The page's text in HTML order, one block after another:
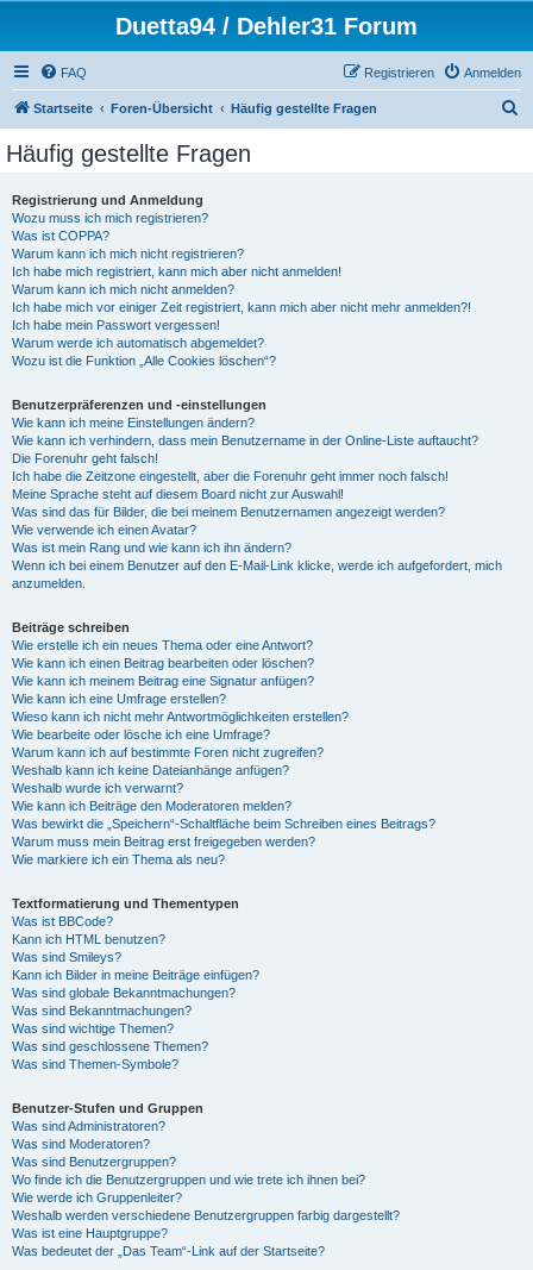
Duetta94 / Dehler31 Forum
FAQ Anmelden
Registrieren
Startseite Foren-Übersicht Häufig gestellte Fragen
Häufig gestellte Fragen
Registrierung und Anmeldung
Wozu muss ich mich registrieren?
Was ist COPPA?
Warum kann ich mich nicht registrieren?
Ich habe mich registriert, kann mich aber nicht anmelden!
Warum kann ich mich nicht anmelden?
Ich habe mich vor einiger Zeit registriert, kann mich aber nicht mehr anmelden?!
Ich habe mein Passwort vergessen!
Warum werde ich automatisch abgemeldet?
Wozu ist die Funktion „Alle Cookies löschen“?
Benutzerpräferenzen und -einstellungen
Wie kann ich meine Einstellungen ändern?
Wie kann ich verhindern, dass mein Benutzername in der Online-Liste auftaucht?
Die Forenuhr geht falsch!
Ich habe die Zeitzone eingestellt, aber die Forenuhr geht immer noch falsch!
Meine Sprache steht auf diesem Board nicht zur Auswahl!
Was sind das für Bilder, die bei meinem Benutzernamen angezeigt werden?
Wie verwende ich einen Avatar?
Was ist mein Rang und wie kann ich ihn ändern?
Wenn ich bei einem Benutzer auf den E-Mail-Link klicke, werde ich aufgefordert, mich
anzumelden.
Beiträge schreiben
Wie erstelle ich ein neues Thema oder eine Antwort?
Wie kann ich einen Beitrag bearbeiten oder löschen?
Wie kann ich meinem Beitrag eine Signatur anfügen?
Wie kann ich eine Umfrage erstellen?
Wieso kann ich nicht mehr Antwortmöglichkeiten erstellen?
Wie bearbeite oder lösche ich eine Umfrage?
Warum kann ich auf bestimmte Foren nicht zugreifen?
Weshalb kann ich keine Dateianhänge anfügen?
Weshalb wurde ich verwarnt?
Wie kann ich Beiträge den Moderatoren melden?
Was bewirkt die „Speichern“-Schaltfläche beim Schreiben eines Beitrags?
Warum muss mein Beitrag erst freigegeben werden?
Wie markiere ich ein Thema als neu?
Textformatierung und Thementypen
Was ist BBCode?
Kann ich HTML benutzen?
Was sind Smileys?
Kann ich Bilder in meine Beiträge einfügen?
Was sind globale Bekanntmachungen?
Was sind Bekanntmachungen?
Was sind wichtige Themen?
Was sind geschlossene Themen?
Was sind Themen-Symbole?
Benutzer-Stufen und Gruppen
Was sind Administratoren?
Was sind Moderatoren?
Was sind Benutzergruppen?
Wo finde ich die Benutzergruppen und wie trete ich ihnen bei?
Wie werde ich Gruppenleiter?
Weshalb werden verschiedene Benutzergruppen farbig dargestellt?
Was ist eine Hauptgruppe?
Was bedeutet der „Das Team“-Link auf der Startseite?